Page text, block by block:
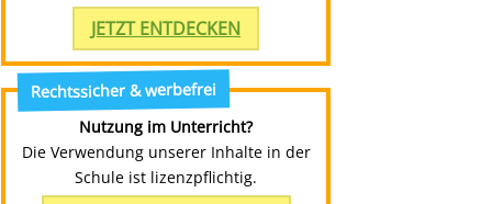
JETZT ENTDECKEN
Rechtssicher & werbefrei
Nutzung im Unterricht?
Die Verwendung unserer Inhalte in der
Schule ist lizenzpflichtig.